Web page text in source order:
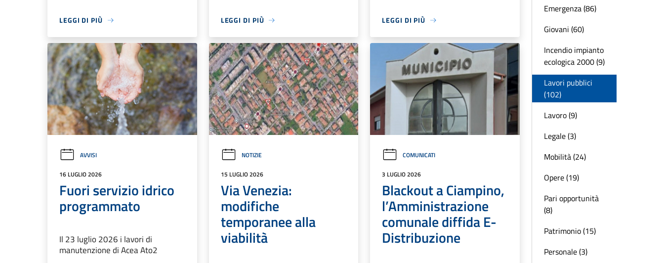
LEGGI DI PIÙ LEGGI DI PIÙ LEGGI DI PIÙ
AVVISI
16 LUGLIO 2026
Fuori servizio idrico
programmato
Il 23 luglio 2026 i lavori di
manutenzione di Acea Ato2
NOTIZIE
15 LUGLIO 2026
Via Venezia:
modifiche
temporanee alla
viabilità
COMUNICATI
3 LUGLIO 2026
Blackout a Ciampino,
l’Amministrazione
comunale diffida E-
Distribuzione
Emergenza (86)
Giovani (60)
Incendio impianto
ecologica 2000 (9)
Lavori pubblici
(102)
Lavoro (9)
Legale (3)
Mobilità (24)
Opere (19)
Pari opportunità
(8)
Patrimonio (15)
Personale (3)